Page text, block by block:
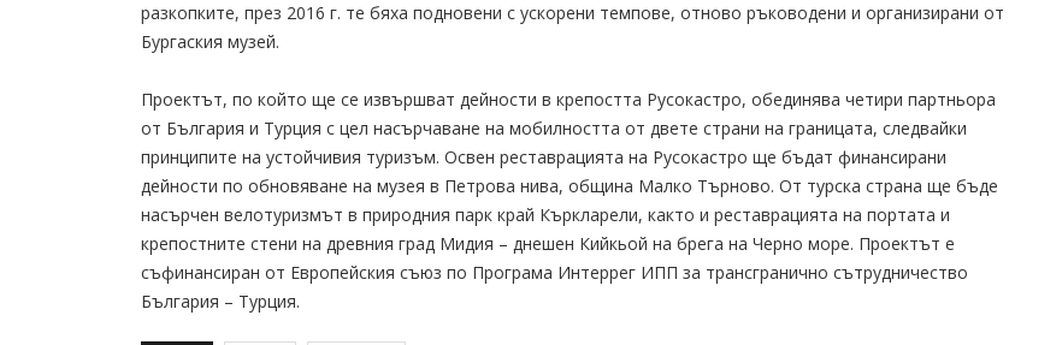
разкопките, през 2016 г. те бяха подновени с ускорени темпове, отново ръководени и организирани от
Бургаския музей.
Проектът, по който ще се извършват дейности в крепостта Русокастро, обединява четири партньора
от България и Турция с цел насърчаване на мобилността от двете страни на границата, следвайки
принципите на устойчивия туризъм. Освен реставрацията на Русокастро ще бъдат финансирани
дейности по обновяване на музея в Петрова нива, община Малко Търново. От турска страна ще бъде
насърчен велотуризмът в природния парк край Къркларели, както и реставрацията на портата и
крепостните стени на древния град Мидия – днешен Кийкьой на брега на Черно море. Проектът е
съфинансиран от Европейския съюз по Програма Интеррег ИПП за трансгранично сътрудничество
България – Турция.